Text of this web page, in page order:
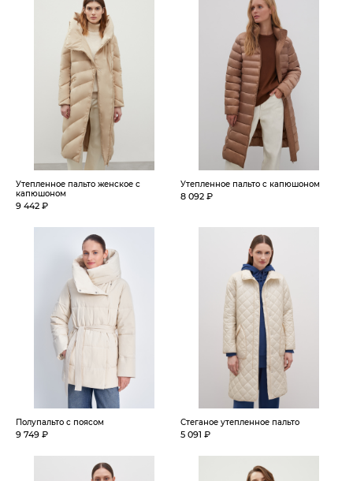
Утепленное пальто женское с
капюшоном
9 442 ₽
Утепленное пальто с капюшоном
8 092 ₽
Полупальто с поясом
9 749 ₽
Стеганое утепленное пальто
5 091 ₽